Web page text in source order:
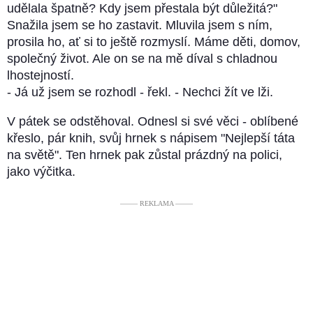
udělala špatně? Kdy jsem přestala být důležitá?"
Snažila jsem se ho zastavit. Mluvila jsem s ním,
prosila ho, ať si to ještě rozmyslí. Máme děti, domov,
společný život. Ale on se na mě díval s chladnou
lhostejností.
- Já už jsem se rozhodl - řekl. - Nechci žít ve lži.
V pátek se odstěhoval. Odnesl si své věci - oblíbené
křeslo, pár knih, svůj hrnek s nápisem "Nejlepší táta
na světě". Ten hrnek pak zůstal prázdný na polici,
jako výčitka.
––––– REKLAMA –––––